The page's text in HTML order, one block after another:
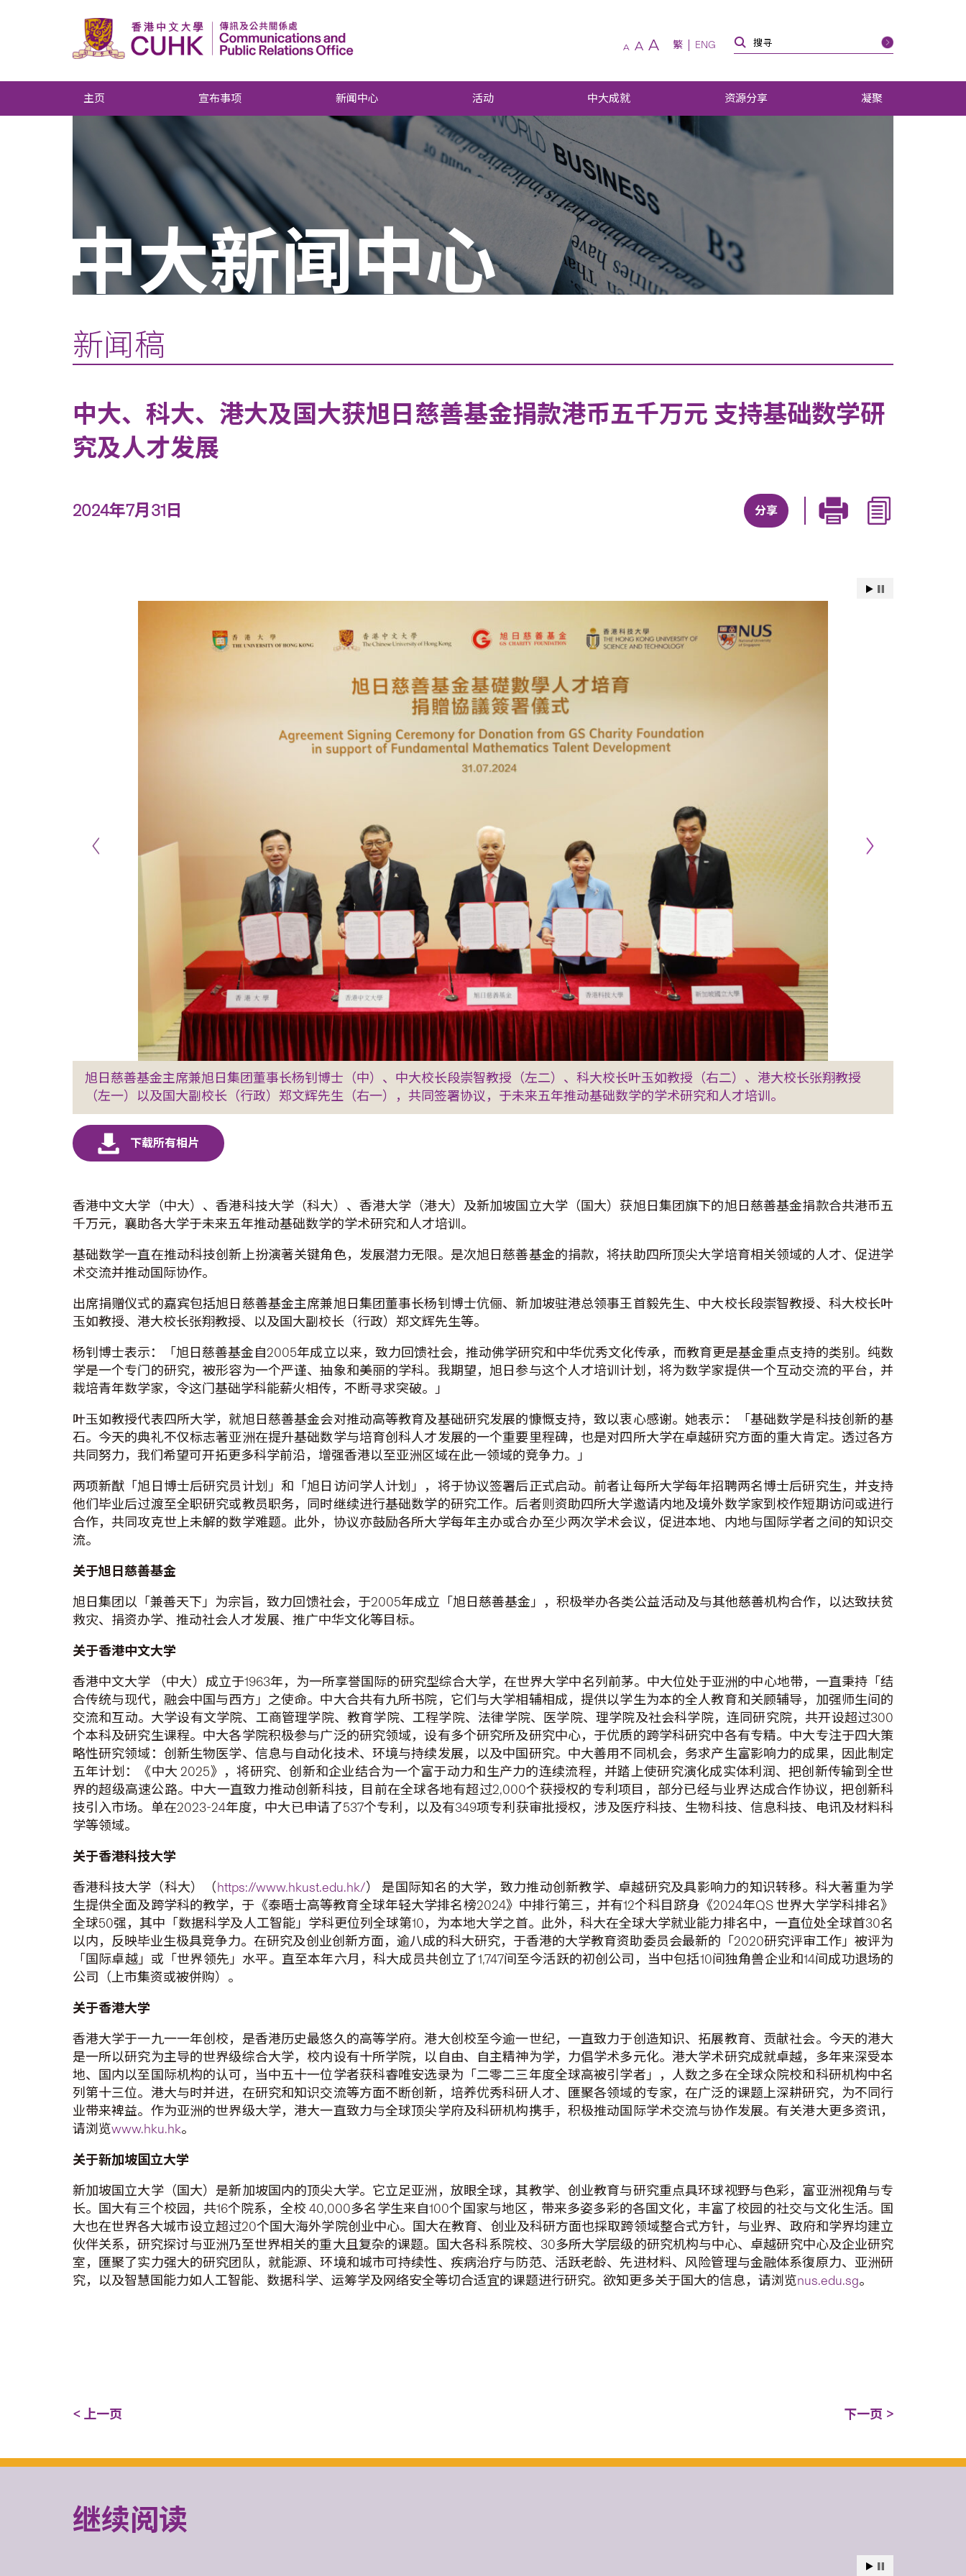
A A A 繁 ENG
主页 宣布事项 新闻中心 活动 中大成就 资源分享 凝聚
中大新闻中心
新闻稿
中大、科大、港大及国大获旭日慈善基金捐款港币五千万元 支持基础数学研
究及人才发展
2024年7月31日 分享
旭日慈善基金主席兼旭日集团董事长杨钊博士（中）、中大校长段崇智教授（左二）、科大校长叶玉如教授（右二）、港大校长张翔教授
（左一）以及国大副校长（行政）郑文辉先生（右一），共同签署协议，于未来五年推动基础数学的学术研究和人才培训。
香港中文大学（中大）、香港科技大学（科大）、香港大学（港大）及新加坡国立大学（国大）获旭日集团旗下的旭日慈善基金捐款合共港币五
千万元，襄助各大学于未来五年推动基础数学的学术研究和人才培训。
基础数学一直在推动科技创新上扮演著关键角色，发展潜力无限。是次旭日慈善基金的捐款，将扶助四所顶尖大学培育相关领域的人才、促进学
术交流并推动国际协作。
出席捐赠仪式的嘉宾包括旭日慈善基金主席兼旭日集团董事长杨钊博士伉俪、新加坡驻港总领事王首毅先生、中大校长段崇智教授、科大校长叶
玉如教授、港大校长张翔教授、以及国大副校长（行政）郑文辉先生等。
杨钊博士表示：「旭日慈善基金自2005年成立以来，致力回馈社会，推动佛学研究和中华优秀文化传承，而教育更是基金重点支持的类别。纯数
学是一个专门的研究，被形容为一个严谨、抽象和美丽的学科。我期望，旭日参与这个人才培训计划，将为数学家提供一个互动交流的平台，并
栽培青年数学家，令这门基础学科能薪火相传，不断寻求突破。」
叶玉如教授代表四所大学，就旭日慈善基金会对推动高等教育及基础研究发展的慷慨支持，致以衷心感谢。她表示：「基础数学是科技创新的基
石。今天的典礼不仅标志著亚洲在提升基础数学与培育创科人才发展的一个重要里程碑，也是对四所大学在卓越研究方面的重大肯定。透过各方
共同努力，我们希望可开拓更多科学前沿，增强香港以至亚洲区域在此一领域的竞争力。」
两项新猷「旭日博士后研究员计划」和「旭日访问学人计划」，将于协议签署后正式启动。前者让每所大学每年招聘两名博士后研究生，并支持
他们毕业后过渡至全职研究或教员职务，同时继续进行基础数学的研究工作。后者则资助四所大学邀请内地及境外数学家到校作短期访问或进行
合作，共同攻克世上未解的数学难题。此外，协议亦鼓励各所大学每年主办或合办至少两次学术会议，促进本地、内地与国际学者之间的知识交
流。
关于旭日慈善基金
旭日集团以「兼善天下」为宗旨，致力回馈社会，于2005年成立「旭日慈善基金」，积极举办各类公益活动及与其他慈善机构合作，以达致扶贫
救灾、捐资办学、推动社会人才发展、推广中华文化等目标。
关于香港中文大学
香港中文大学 （中大）成立于1963年，为一所享誉国际的研究型综合大学，在世界大学中名列前茅。中大位处于亚洲的中心地带，一直秉持「结
合传统与现代，融会中国与西方」之使命。中大合共有九所书院，它们与大学相辅相成，提供以学生为本的全人教育和关顾辅导，加强师生间的
交流和互动。大学设有文学院、工商管理学院、教育学院、工程学院、法律学院、医学院、理学院及社会科学院，连同研究院，共开设超过300
个本科及研究生课程。中大各学院积极参与广泛的研究领域，设有多个研究所及研究中心，于优质的跨学科研究中各有专精。中大专注于四大策
略性研究领域：创新生物医学、信息与自动化技术、环境与持续发展，以及中国研究。中大善用不同机会，务求产生富影响力的成果，因此制定
五年计划：《中大 2025》，将研究、创新和企业结合为一个富于动力和生产力的连续流程，并踏上使研究演化成实体利润、把创新传输到全世
界的超级高速公路。中大一直致力推动创新科技，目前在全球各地有超过2,000个获授权的专利项目，部分已经与业界达成合作协议，把创新科
技引入市场。单在2023-24年度，中大已申请了537个专利，以及有349项专利获审批授权，涉及医疗科技、生物科技、信息科技、电讯及材料科
学等领域。
关于香港科技大学
香港科技大学（科大）（https://www.hkust.edu.hk/） 是国际知名的大学，致力推动创新教学、卓越研究及具影响力的知识转移。科大著重为学
生提供全面及跨学科的教学，于《泰晤士高等教育全球年轻大学排名榜2024》中排行第三，并有12个科目跻身《2024年QS 世界大学学科排名》
全球50强，其中「数据科学及人工智能」学科更位列全球第10，为本地大学之首。此外，科大在全球大学就业能力排名中，一直位处全球首30名
以内，反映毕业生极具竞争力。在研究及创业创新方面，逾八成的科大研究，于香港的大学教育资助委员会最新的「2020研究评审工作」被评为
「国际卓越」或「世界领先」水平。直至本年六月，科大成员共创立了1,747间至今活跃的初创公司，当中包括10间独角兽企业和14间成功退场的
公司（上市集资或被併购）。
关于香港大学
香港大学于一九一一年创校，是香港历史最悠久的高等学府。港大创校至今逾一世纪，一直致力于创造知识、拓展教育、贡献社会。今天的港大
是一所以研究为主导的世界级综合大学，校内设有十所学院，以自由、自主精神为学，力倡学术多元化。港大学术研究成就卓越，多年来深受本
地、国内以至国际机构的认可，当中五十一位学者获科睿唯安选录为「二零二三年度全球高被引学者」，人数之多在全球众院校和科研机构中名
列第十三位。港大与时并进，在研究和知识交流等方面不断创新，培养优秀科研人才、匯聚各领域的专家，在广泛的课题上深耕研究，为不同行
业带来裨益。作为亚洲的世界级大学，港大一直致力与全球顶尖学府及科研机构携手，积极推动国际学术交流与协作发展。有关港大更多资讯，
请浏览www.hku.hk。
关于新加坡国立大学
新加坡国立大学（国大）是新加坡国内的顶尖大学。它立足亚洲，放眼全球，其教学、创业教育与研究重点具环球视野与色彩，富亚洲视角与专
长。国大有三个校园，共16个院系，全校 40,000多名学生来自100个国家与地区，带来多姿多彩的各国文化，丰富了校园的社交与文化生活。国
大也在世界各大城市设立超过20个国大海外学院创业中心。国大在教育、创业及科研方面也採取跨领域整合式方针，与业界、政府和学界均建立
伙伴关系，研究探讨与亚洲乃至世界相关的重大且复杂的课题。国大各科系院校、30多所大学层级的研究机构与中心、卓越研究中心及企业研究
室，匯聚了实力强大的研究团队，就能源、环境和城市可持续性、疾病治疗与防范、活跃老龄、先进材料、风险管理与金融体系復原力、亚洲研
究，以及智慧国能力如人工智能、数据科学、运筹学及网络安全等切合适宜的课题进行研究。欲知更多关于国大的信息，请浏览nus.edu.sg。
< 上一页 下一页 >
继续阅读